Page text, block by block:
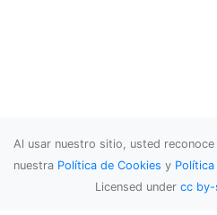
Al usar nuestro sitio, usted
nuestra Política de Cookies y
Licensed under cc